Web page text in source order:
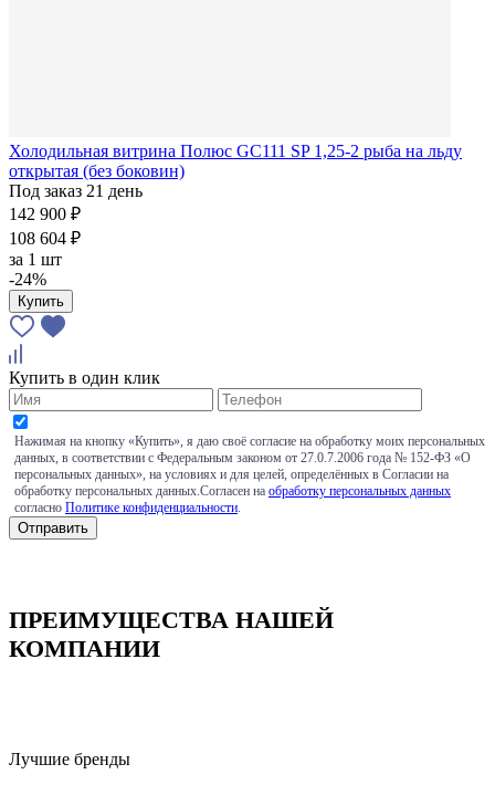
Холодильная витрина Полюс GC111 SP 1,25-2 рыба на льду
открытая (без боковин)
Под заказ 21 день
142 900 ₽
108 604 ₽
за 1 шт
-24%
Купить
Купить в один клик
Нажимая на кнопку «Купить», я даю своё согласие на обработку моих персональных
данных, в соответствии с Федеральным законом от 27.0.7.2006 года № 152-ФЗ «О
персональных данных», на условиях и для целей, определённых в Согласии на
обработку персональных данных.Согласен на обработку персональных данных
согласно Политике конфиденциальности
ПРЕИМУЩЕСТВА НАШЕЙ
КОМПАНИИ
Лучшие бренды